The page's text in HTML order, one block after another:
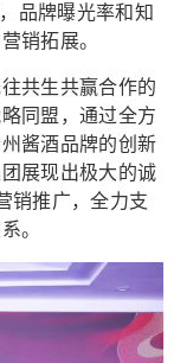
品牌曝光率和知
销拓展。
共生共赢合作的
同盟，通过全方
酱酒品牌的创新
展现出极大的诚
销推广，全力支
。